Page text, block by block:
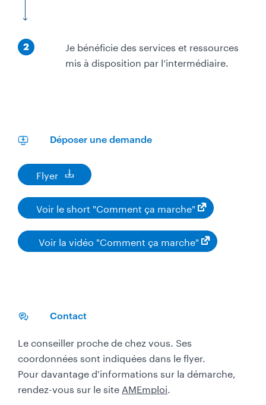
p
É 2
Je bénéficie des services et ressources
mis à disposition par l’intermédiaire.
Déposer une demande
Flyer
o
c
u
e
n
l
c
h
a
g
Voir le short "Comment ça marche"
Voir la vidéo "Comment ça marche"
Contact
Le conseiller proche de chez vous. Ses
coordonnées sont indiquées dans le flyer.
Pour davantage d'informations sur la démarche,
rendez-vous sur le site AMEmploi